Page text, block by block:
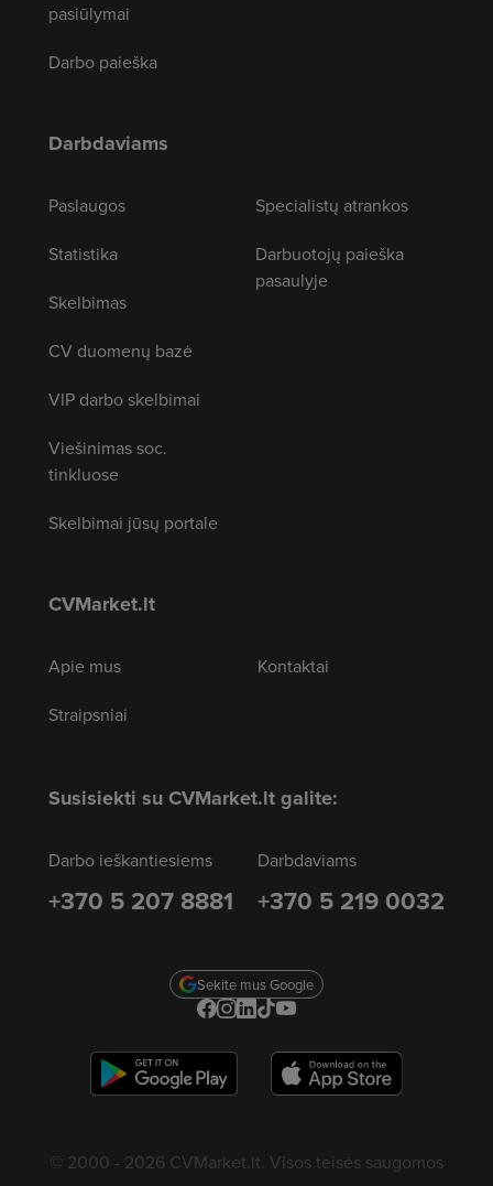
pasiūlymai
Darbo paieška
Darbdaviams
Paslaugos
Statistika
Skelbimas
CV duomenų bazė
VIP darbo skelbimai
Viešinimas soc.
tinkluose
Skelbimai jūsų portale
Specialistų atrankos
Darbuotojų paieška
pasaulyje
CVMarket.lt
Apie mus
Straipsniai
Kontaktai
Susisiekti su CVMarket.lt galite:
Darbo ieškantiesiems
+370 5 207 8881
Darbdaviams
+370 5 219 0032
Sekite mus Google
© 2000 - 2026 CVMarket.lt. Visos teisės saugomos